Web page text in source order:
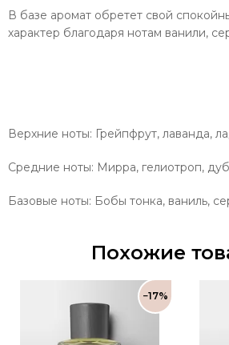
В базе аромат обретет свой
характер благодаря нотам ванили,
Верхние ноты: Грейпфрут, лаванда,
Средние ноты: Мирра, гелиотроп,
Базовые ноты: Бобы тонка, ваниль,
Похожие
−17%